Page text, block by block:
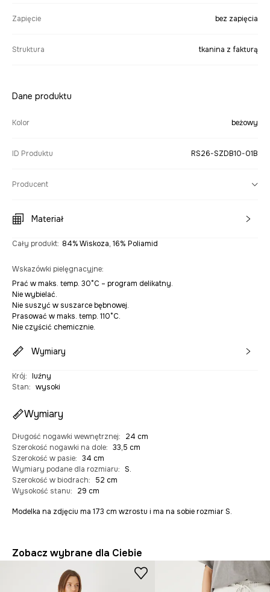
Zapięcie bez zapięcia
Struktura tkanina z fakturą
Dane produktu
Kolor beżowy
ID Produktu RS26-SZDB10-01B
Producent
Materiał
Cały produkt: 84% Wiskoza, 16% Poliamid
Wskazówki pielęgnacyjne:
Prać w maks. temp. 30°C – program delikatny.
Nie wybielać.
Nie suszyć w suszarce bębnowej.
Prasować w maks. temp. 110°C.
Nie czyścić chemicznie.
Wymiary
Krój: luźny
Stan: wysoki
Wymiary
Długość nogawki wewnętrznej:
24 cm
Szerokość nogawki na dole: 33,5 cm
Szerokość w pasie: 34 cm
Wymiary podane dla rozmiaru: S.
Szerokość w biodrach:
52 cm
Wysokość stanu: 29 cm
Modelka na zdjęciu ma 173 cm wzrostu i ma na sobie rozmiar S.
Zobacz wybrane dla Ciebie